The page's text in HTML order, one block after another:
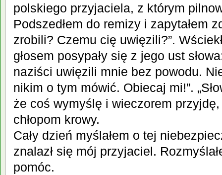
polskiego przyjaciela, z którym
Podszedłem do remizy i zapytałem
zrobili? Czemu cię uwięzili?”.
głosem posypały się z jego ust
naziści uwięzili mnie bez powodu.
nikim o tym mówić. Obiecaj mi!”.
że coś wymyślę i wieczorem
chłopom krowy.
Cały dzień myślałem o tej
znalazł się mój przyjaciel.
pomóc.